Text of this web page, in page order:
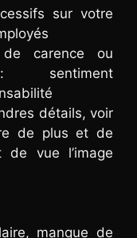
sur votre
carence ou
sentiment
détails, voir
de plus et de
vue l’image
manque de